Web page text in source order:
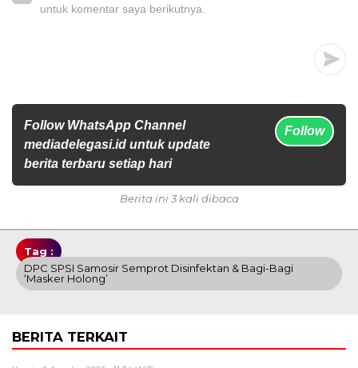
untuk komentar saya berikutnya.
Follow WhatsApp Channel
mediadelegasi.id untuk update
berita terbaru setiap hari
Follow
Berita ini 3 kali dibaca
Tag :
DPC SPSI Samosir Semprot Disinfektan & Bagi-Bagi
‘Masker Holong’
BERITA TERKAIT